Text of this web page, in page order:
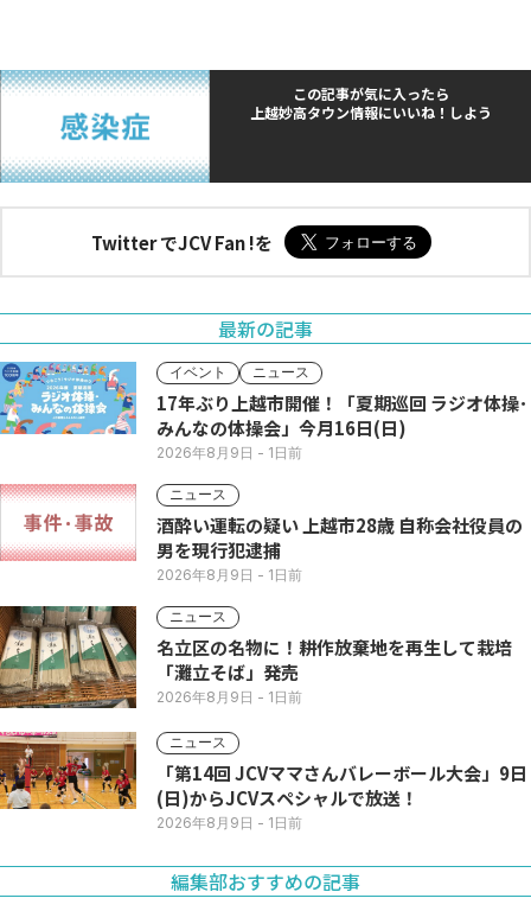
この記事が気に入ったら
上越妙高タウン情報にいいね！しよう
Twitter でJCV Fan !を
最新の記事
イベント ニュース
17年ぶり上越市開催！「夏期巡回 ラジオ体操･
みんなの体操会」今月16日(日)
2026年8月9日 - 1日前
ニュース
酒酔い運転の疑い 上越市28歳 自称会社役員の
男を現行犯逮捕
2026年8月9日 - 1日前
ニュース
名立区の名物に！耕作放棄地を再生して栽培
「灘立そば」発売
2026年8月9日 - 1日前
ニュース
「第14回 JCVママさんバレーボール大会」9日
(日)からJCVスペシャルで放送！
2026年8月9日 - 1日前
編集部おすすめの記事